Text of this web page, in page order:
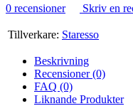
0 recensioner
Skriv en
Tillverkare: Staresso
Beskrivning
Recensioner (0)
FAQ (0)
Liknande Produkter